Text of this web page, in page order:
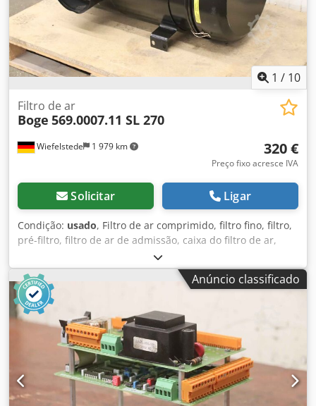
1 / 10
Wiefelstede 1 979 km
Filtro de ar
Boge 569.0007.11 SL 270
320 €
Preço fixo acresce IVA
Solicitar Ligar
Condição: usado, Filtro de ar comprimido, filtro fino, filtro,
pré-filtro, filtro de ar de admissão, caixa do filtro de ar,
caixa do filtro de ar, filtro de ar do gerador -Fabricante:
Boge, filtro de admissão do compressor tipo SL 270 -Tipo:
569.0007.11 -Ansaugfilterpatrone: 569.0007.31 -Indicador
de manutenção: 569000503 -Dimensões: 530/440/H850 mm
Dcsdpeppdhgofx Agxjk -Peso: 28 kg
Anúncio classificado